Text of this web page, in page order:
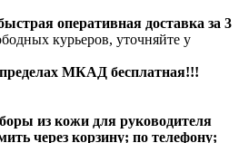
оперативная доставка за 3
курьеров, уточняйте у
МКАД бесплатная!!!
из кожи для руководителя
через корзину; по телефону;